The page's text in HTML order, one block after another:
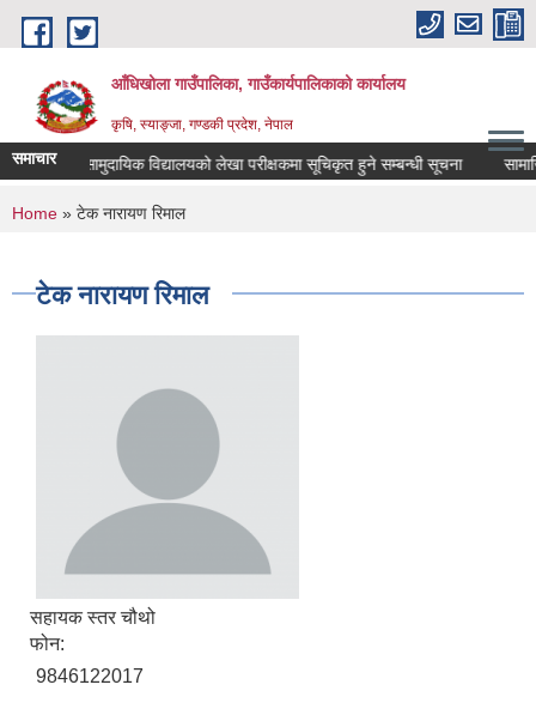
Skip to main content
आँधिखोला गाउँपालिका, गाउँकार्यपालिकाको कार्यालय
कृषि, स्याङ्जा, गण्डकी प्रदेश, नेपाल
समाचार सामुदायिक विद्यालयको लेखा परीक्षकमा सूचिकृत हुने सम्बन्धी सूचना
You are here
Home » टेक नारायण रिमाल
टेक नारायण रिमाल
सहायक स्तर चौथो
फोन:
9846122017